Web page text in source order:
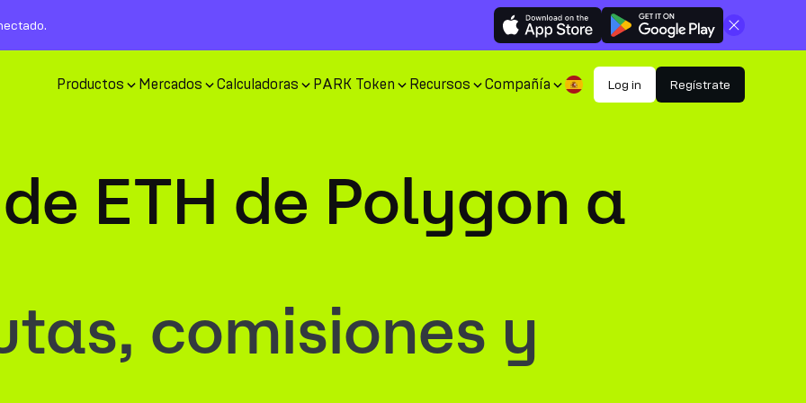
Cerrar
Productos Mercados Calculadoras PARK Token Recursos Compañía Log in Regístrate
ETH de Polygon a
comisiones y